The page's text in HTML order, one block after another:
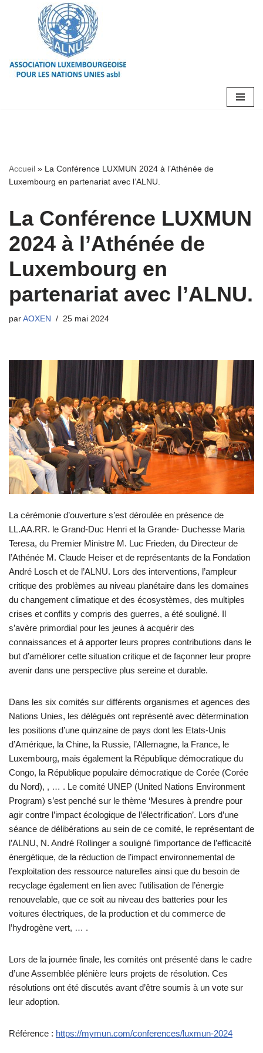
contenu
Accueil » La Conférence LUXMUN 2024 à l’Athénée de
Luxembourg en partenariat avec l’ALNU.
La Conférence LUXMUN
2024 à l’Athénée de
Luxembourg en
partenariat avec l’ALNU.
par AOXEN 25 mai 2024
La cérémonie d’ouverture s’est déroulée en présence de
LL.AA.RR. le Grand-Duc Henri et la Grande- Duchesse Maria
Teresa, du Premier Ministre M. Luc Frieden, du Directeur de
l’Athénée M. Claude Heiser et de représentants de la Fondation
André Losch et de l’ALNU. Lors des interventions, l’ampleur
critique des problèmes au niveau planétaire dans les domaines
du changement climatique et des écosystèmes, des multiples
crises et conflits y compris des guerres, a été souligné. Il
s’avère primordial pour les jeunes à acquérir des
connaissances et à apporter leurs propres contributions dans le
but d’améliorer cette situation critique et de façonner leur propre
avenir dans une perspective plus sereine et durable.
Dans les six comités sur différents organismes et agences des
Nations Unies, les délégués ont représenté avec détermination
les positions d’une quinzaine de pays dont les Etats-Unis
d’Amérique, la Chine, la Russie, l’Allemagne, la France, le
Luxembourg, mais également la République démocratique du
Congo, la République populaire démocratique de Corée (Corée
du Nord), , … . Le comité UNEP (United Nations Environment
Program) s’est penché sur le thème ‘Mesures à prendre pour
agir contre l’impact écologique de l’électrification’. Lors d’une
séance de délibérations au sein de ce comité, le représentant de
l’ALNU, N. André Rollinger a souligné l’importance de l’efficacité
énergétique, de la réduction de l’impact environnemental de
l’exploitation des ressource naturelles ainsi que du besoin de
recyclage également en lien avec l’utilisation de l’énergie
renouvelable, que ce soit au niveau des batteries pour les
voitures électriques, de la production et du commerce de
l’hydrogène vert, … .
Lors de la journée finale, les comités ont présenté dans le cadre
d’une Assemblée plénière leurs projets de résolution. Ces
résolutions ont été discutés avant d’être soumis à un vote sur
leur adoption.
Référence : https://mymun.com/conferences/luxmun-2024